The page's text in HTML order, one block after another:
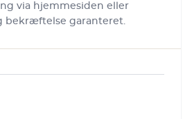
via hjemmesiden eller
bekræftelse garanteret.